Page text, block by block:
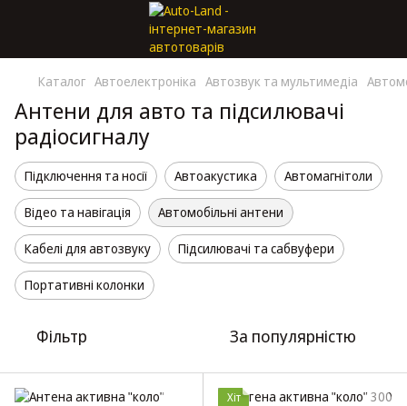
Каталог Автоелектроніка Автозвук та мультимедіа
Антени для авто та підсилювачі
радіосигналу
Підключення та носії Автоакустика Автомагнітоли
Відео та навігація Автомобільні антени
Кабелі для автозвуку Підсилювачі та сабвуфери
Портативні колонки
Фільтр За популярністю
Хіт